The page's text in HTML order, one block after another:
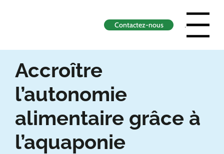
Menu
Contactez-nous
Accroître
l’autonomie
alimentaire grâce à
l’aquaponie